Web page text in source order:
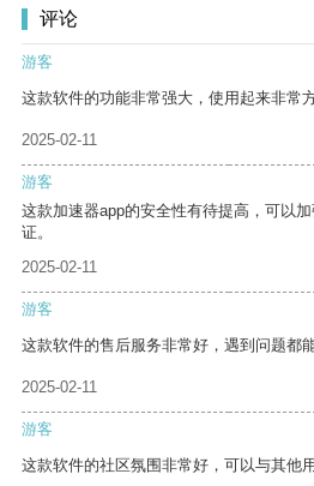
评论
游客
这款软件的功能非常强大，使用起来非常方
2025-02-11
游客
这款加速器app的安全性有待提高，可以
证。
2025-02-11
游客
这款软件的售后服务非常好，遇到问题都
2025-02-11
游客
这款软件的社区氛围非常好，可以与其他